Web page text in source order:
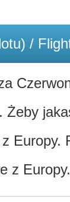
lotu) /
Europy.
z Europy.